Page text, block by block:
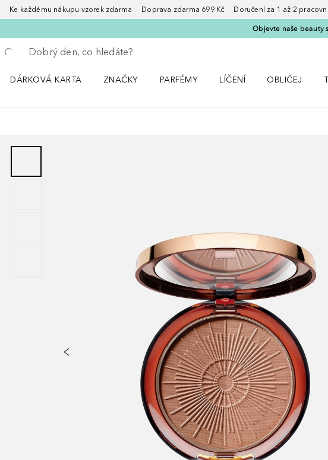
Ke každému nákupu vzorek zdarma Doprava zdarma 699 Kč Doručení za 1 až 2
Objevte naše beauty
Vraťte se
Proveďte vyhledávání
DÁRKOVÁ KARTA
ZNAČKY
PARFÉMY
LÍČENÍ
OBLIČEJ